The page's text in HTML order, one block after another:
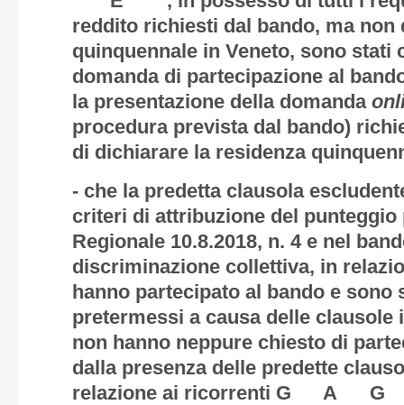
reddito richiesti dal bando, ma non
quinquennale in Veneto, sono stati
domanda di partecipazione al
la presentazione della domanda
procedura prevista dal bando)
di dichiarare la residenza
- che la predetta clausola
criteri di attribuzione del
Regionale 10.8.2018, n. 4 e nel
discriminazione collettiva, in
hanno partecipato al bando e sono
pretermessi a causa delle clausole
non hanno neppure chiesto di
dalla presenza delle predette
relazione ai ricorrenti